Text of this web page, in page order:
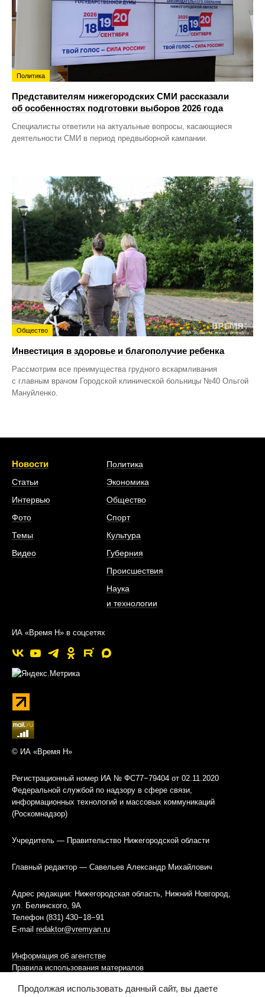
Политика
Представителям нижегородских СМИ рассказали
об особенностях подготовки выборов 2026 года
Специалисты ответили на актуальные вопросы, касающиеся
деятельности СМИ в период предвыборной кампании.
Общество
Инвестиция в здоровье и благополучие ребенка
Рассмотрим все преимущества грудного вскармливания
с главным врачом Городской клинической больницы №40 Ольгой
Мануйленко.
Новости
Статьи
Интервью
Фото
Темы
Видео
Политика
Экономика
Общество
Спорт
Культура
Губерния
Происшествия
Наука
и технологии
ИА «Время Н» в соцсетях
© ИА «Время Н»
Регистрационный номер ИА № ФС77−79404 от 02.11.2020
Федеральной службой по надзору в сфере связи,
информационных технологий и массовых коммуникаций
(Роскомнадзор)
Учредитель — Правительство Нижегородской области
Главный редактор — Савельев Александр Михайлович
Адрес редакции: Нижегородская область, Нижний Новгород,
ул. Белинского, 9А
Телефон (831) 430−18−91
E-mail redaktor@vremyan.ru
Информация об агентстве
Правила использования материалов
Информационная политика использования «cookies»-файлов
Продолжая использовать данный сайт, вы даете